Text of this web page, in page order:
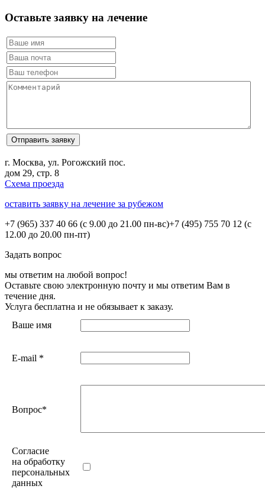
Оставьте заявку на лечение
г. Москва, ул. Рогожский пос.
дом 29, стр. 8
Схема проезда
оставить заявку на лечение за рубежом
+7 (965) 337 40 66 (с 9.00 до 21.00 пн-вс)+7 (495) 755 70 12 (с
12.00 до 20.00 пн-пт)
Задать вопрос
мы ответим на любой вопрос!
Оставьте свою электронную почту и мы ответим Вам в
течение дня.
Услуга бесплатна и не обязывает к заказу.
Ваше имя
E-mail *
Вопрос*
Согласие
на обработку
персональных
данных